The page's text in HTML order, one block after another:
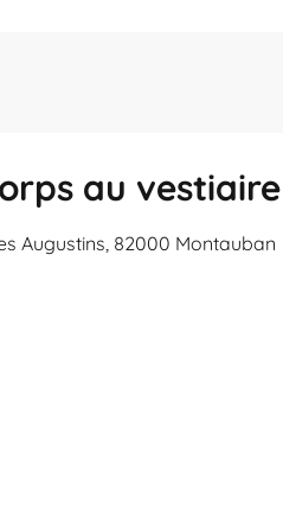
au vestiaire
Augustins, 82000 Montauban